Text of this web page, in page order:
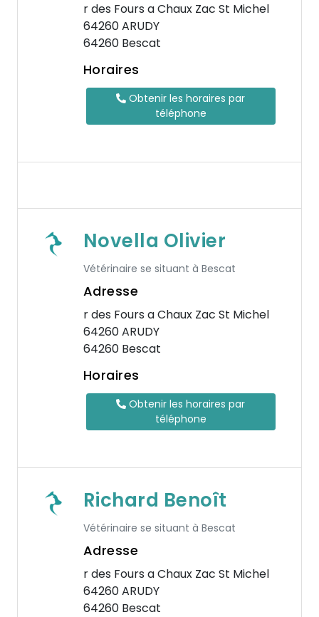
r des Fours a Chaux Zac St Michel
64260 ARUDY
64260 Bescat
Horaires
Obtenir les horaires par
téléphone
Novella Olivier
Vétérinaire se situant à Bescat
Adresse
r des Fours a Chaux Zac St Michel
64260 ARUDY
64260 Bescat
Horaires
Obtenir les horaires par
téléphone
Richard Benoît
Vétérinaire se situant à Bescat
Adresse
r des Fours a Chaux Zac St Michel
64260 ARUDY
64260 Bescat